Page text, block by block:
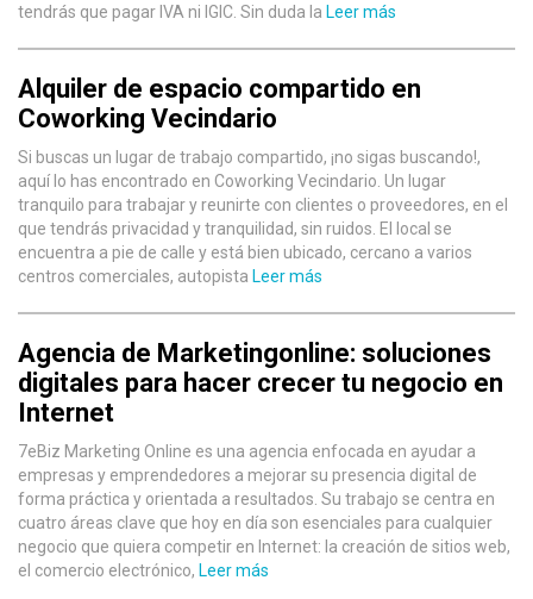
tendrás que pagar IVA ni IGIC. Sin duda la Leer más
Alquiler de espacio compartido en
Coworking Vecindario
Si buscas un lugar de trabajo compartido, ¡no sigas buscando!,
aquí lo has encontrado en Coworking Vecindario. Un lugar
tranquilo para trabajar y reunirte con clientes o proveedores, en el
que tendrás privacidad y tranquilidad, sin ruidos. El local se
encuentra a pie de calle y está bien ubicado, cercano a varios
centros comerciales, autopista Leer más
Agencia de Marketingonline: soluciones
digitales para hacer crecer tu negocio en
Internet
7eBiz Marketing Online es una agencia enfocada en ayudar a
empresas y emprendedores a mejorar su presencia digital de
forma práctica y orientada a resultados. Su trabajo se centra en
cuatro áreas clave que hoy en día son esenciales para cualquier
negocio que quiera competir en Internet: la creación de sitios web,
el comercio electrónico, Leer más